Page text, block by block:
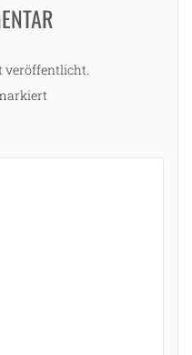
veröffentlicht.